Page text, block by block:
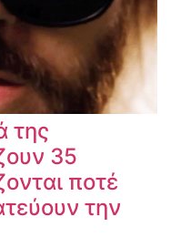
της
35
ποτέ
την